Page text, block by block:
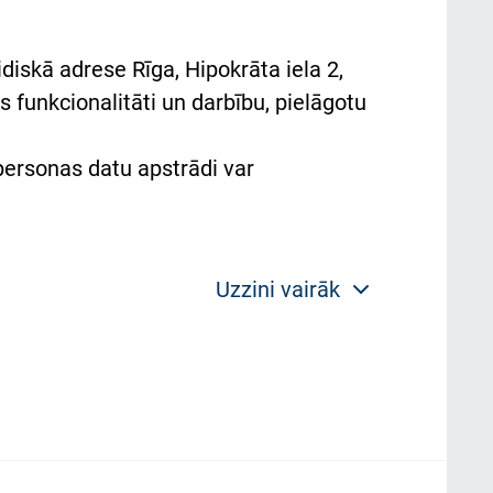
adrese Rīga, Hipokrāta iela 2,
funkcionalitāti un darbību, pielāgotu
datu apstrādi var
Uzzini vairāk